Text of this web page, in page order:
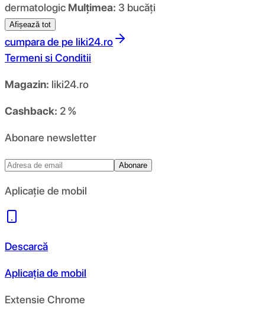
dermatologic Mulţimea: 3 bucăți
Afișează tot
cumpara de pe liki24.ro
Termeni si Conditii
Magazin: liki24.ro
Cashback: 2 %
Abonare newsletter
Abonare
Aplicație de mobil
Descarcă
Aplicația de mobil
Extensie Chrome